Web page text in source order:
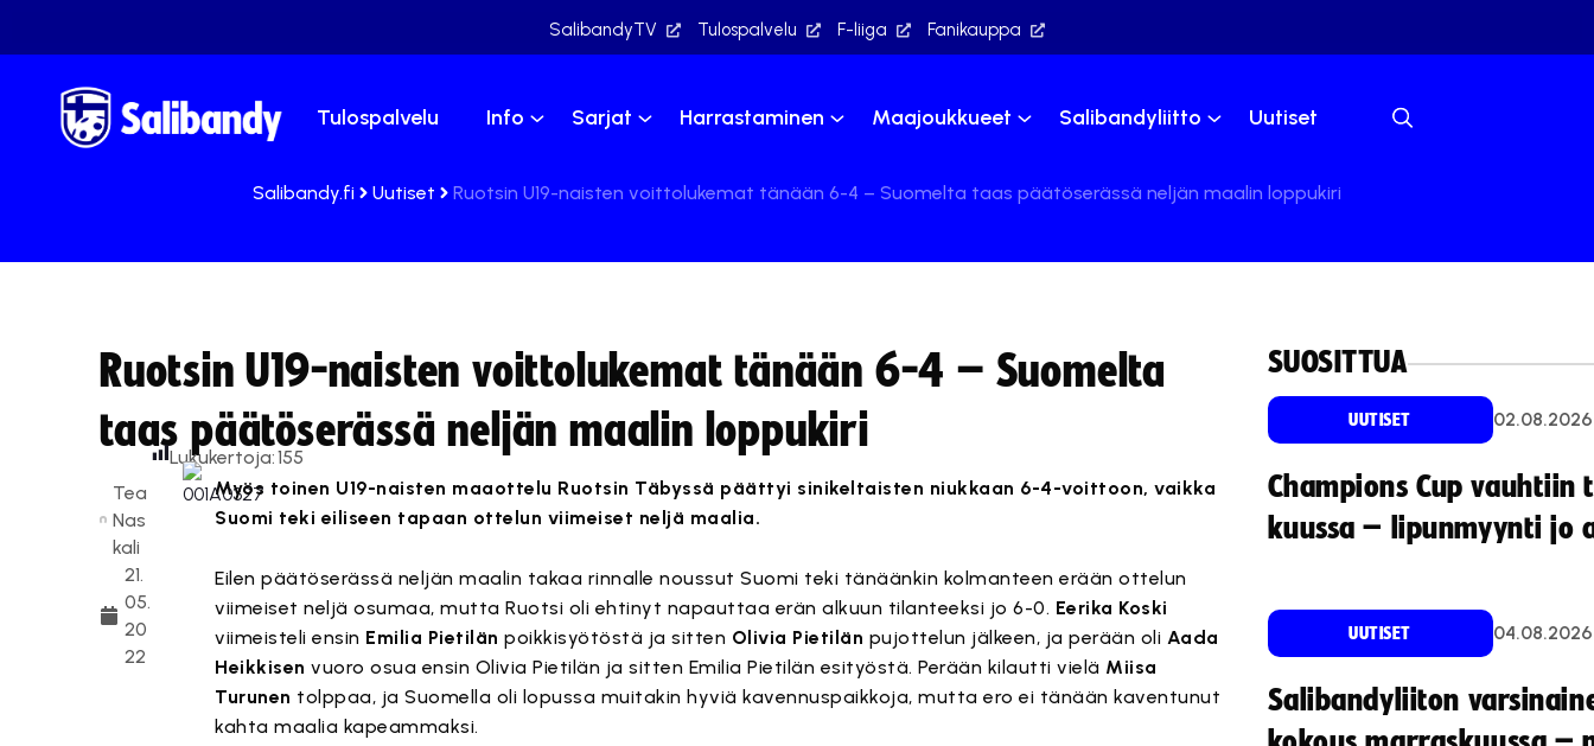
SalibandyTV Tulospalvelu F-liiga Fanikauppa
Tulospalvelu Info Sarjat Harrastaminen Maajoukkueet Salibandyliitto Uutiset
Salibandy.fi Uutiset Ruotsin U19-naisten voittolukemat tänään 6-4 – Suomelta taas päätöserässä neljän maalin loppukiri
Ruotsin U19-naisten voittolukemat tänään 6-4 – Suomelta
taas päätöserässä neljän maalin loppukiri
Tea
Nas
kali
21.
05.
20
22
Lukukertoja:155
Myös toinen U19-naisten maaottelu Ruotsin Täbyssä päättyi sinikeltaisten niukkaan 6-4-voittoon, vaikka
Suomi teki eiliseen tapaan ottelun viimeiset neljä maalia.
Eilen päätöserässä neljän maalin takaa rinnalle noussut Suomi teki tänäänkin kolmanteen erään ottelun
viimeiset neljä osumaa, mutta Ruotsi oli ehtinyt napauttaa erän alkuun tilanteeksi jo 6-0. Eerika Koski
viimeisteli ensin Emilia Pietilän poikkisyötöstä ja sitten Olivia Pietilän pujottelun jälkeen, ja perään oli Aada
Heikkisen vuoro osua ensin Olivia Pietilän ja sitten Emilia Pietilän esityöstä. Perään kilautti vielä Miisa
Turunen tolppaa, ja Suomella oli lopussa muitakin hyviä kavennuspaikkoja, mutta ero ei tänään kaventunut
kahta maalia kapeammaksi.
SUOSITTUA
UUTISET 02.08.2026
Champions Cup vauhtiin
kuussa – lipunmyynti jo
UUTISET 04.08.2026
Salibandyliiton